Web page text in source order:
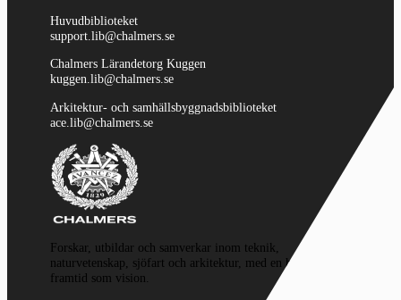
Huvudbiblioteket
support.lib@chalmers.se
Chalmers Lärandetorg Kuggen
kuggen.lib@chalmers.se
Arkitektur- och samhällsbyggnadsbiblioteket
ace.lib@chalmers.se
Forskar, utbildar och samverkar inom teknik,
naturvetenskap, sjöfart och arkitektur, med en hållbar
framtid som vision.